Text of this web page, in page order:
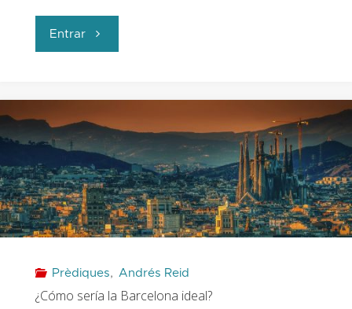
Entrar"La
y
su
papel
en
plan
Prèdiques, Andrés Reid
¿Cómo sería la Barcelona ideal?